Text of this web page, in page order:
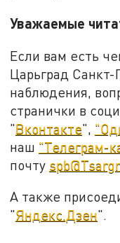
Уважаемые
Если вам есть
Царьград Санкт-
наблюдения,
странички в
"Вконтакте",
наш "Телеграм-
почту
А также
"Яндекс.Дзен".